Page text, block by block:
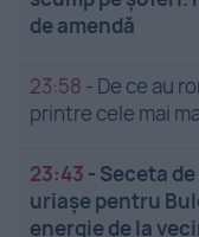
de amendă
23:58 - De ce au
printre cele mai
23:43 - Seceta
uriașe pentru
energie de la